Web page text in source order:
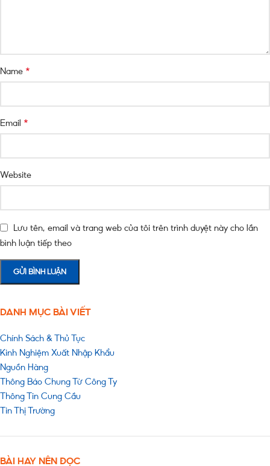
Name *
Email *
Website
Lưu tên, email và trang web của tôi trên trình duyệt này cho lần
bình luận tiếp theo
DANH MỤC BÀI VIẾT
Chính Sách & Thủ Tục
Kinh Nghiệm Xuất Nhập Khẩu
Nguồn Hàng
Thông Báo Chung Từ Công Ty
Thông Tin Cung Cầu
Tin Thị Trường
BÀI HAY NÊN ĐỌC